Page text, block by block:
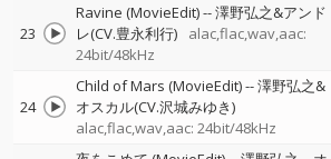
23
Ravine (MovieEdit)--澤野弘之&アンド
レ(CV.豊永利行)
alac,flac,wav,aac:
24bit/48kHz
24
Child of Mars (MovieEdit)--澤野弘之&
オスカル(CV.沢城みゆき)
alac,flac,wav,aac: 24bit/48kHz